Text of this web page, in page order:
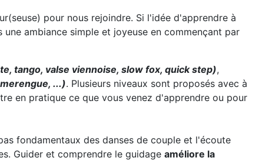
pour nous rejoindre. Si l'idée d'apprendre à
ambiance simple et joyeuse en commençant par
tango, valse viennoise, slow fox, quick step),
...). Plusieurs niveaux sont proposés avec à
en pratique ce que vous venez d'apprendre ou pour
fondamentaux des danses de couple et l'écoute
Guider et comprendre le guidage améliore la